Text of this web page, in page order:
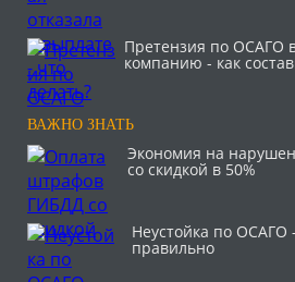
Претензия по ОСАГО
компанию - как
ВАЖНО ЗНАТЬ
Экономия на
со скидкой в 50%
Неустойка по ОСАГО
правильно